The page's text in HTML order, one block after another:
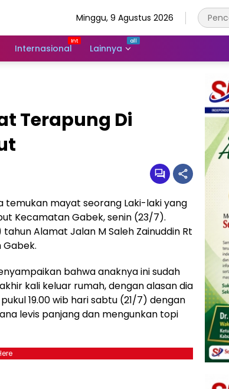
Minggu, 9 Agustus 2026
Internasional Lainnya
Terapung Di
temukan mayat seorang Laki-laki yang
Kecamatan Gabek, senin (23/7).
Alamat Jalan M Saleh Zainuddin Rt
Gabek.
bahwa anaknya ini sudah
kali keluar rumah, dengan alasan dia
19.00 wib hari sabtu (21/7) dengan
levis panjang dan mengunkan topi